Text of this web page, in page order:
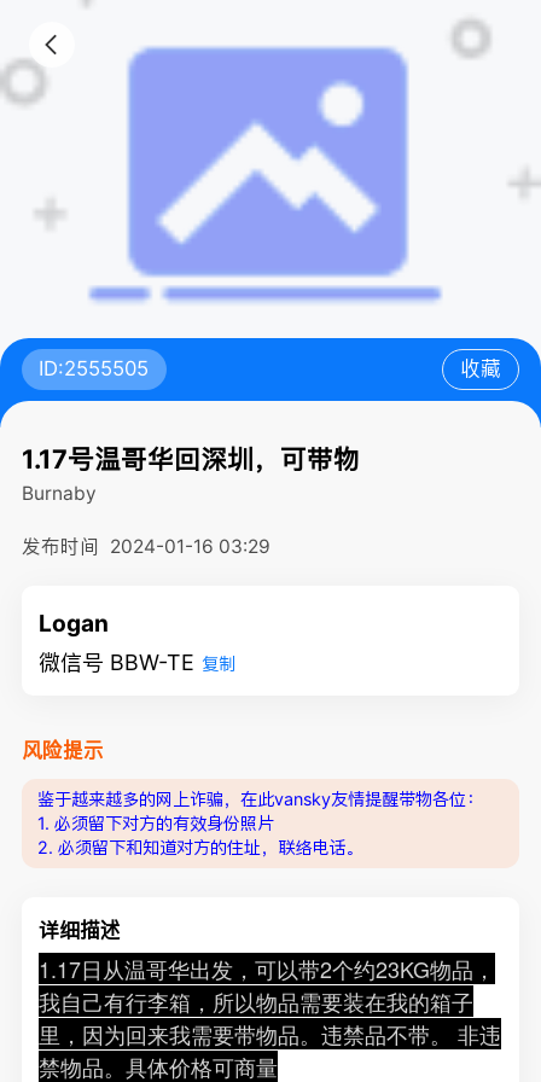
ID:2555505 收藏
1.17号温哥华回深圳，可带物
Burnaby
发布时间 2024-01-16 03:29
Logan
微信号 BBW-TE 复制
风险提示
鉴于越来越多的网上诈骗，在此vansky友情提醒带物各位：
1. 必须留下对方的有效身份照片
2. 必须留下和知道对方的住址，联络电话。
详细描述
1.17日从温哥华出发，可以带2个约23KG物品，
我自己有行李箱，所以物品需要装在我的箱子
里，因为回来我需要带物品。违禁品不带。 非违
禁物品。具体价格可商量